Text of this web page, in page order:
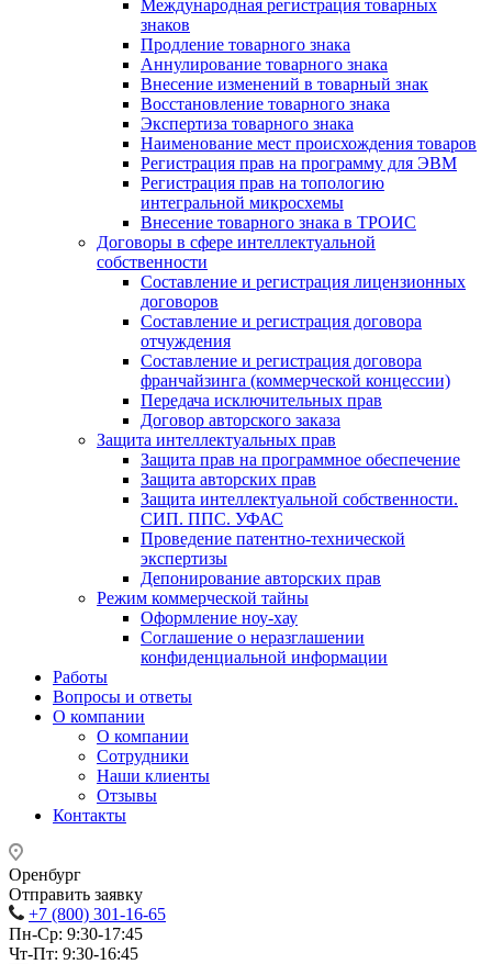
Международная регистрация товарных
знаков
Продление товарного знака
Аннулирование товарного знака
Внесение изменений в товарный знак
Восстановление товарного знака
Экспертиза товарного знака
Наименование мест происхождения товаров
Регистрация прав на программу для ЭВМ
Регистрация прав на топологию
интегральной микросхемы
Внесение товарного знака в ТРОИС
Договоры в сфере интеллектуальной
собственности
Составление и регистрация лицензионных
договоров
Составление и регистрация договора
отчуждения
Составление и регистрация договора
франчайзинга (коммерческой концессии)
Передача исключительных прав
Договор авторского заказа
Защита интеллектуальных прав
Защита прав на программное обеспечение
Защита авторских прав
Защита интеллектуальной собственности.
СИП. ППС. УФАС
Проведение патентно-технической
экспертизы
Депонирование авторских прав
Режим коммерческой тайны
Оформление ноу-хау
Соглашение о неразглашении
конфиденциальной информации
Работы
Вопросы и ответы
О компании
О компании
Сотрудники
Наши клиенты
Отзывы
Контакты
Оренбург
Отправить заявку
+7 (800) 301-16-65
Пн-Ср: 9:30-17:45
Чт-Пт: 9:30-16:45